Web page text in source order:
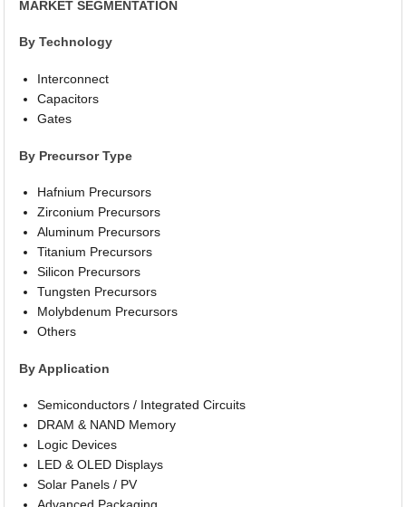
MARKET SEGMENTATION
By Technology
Interconnect
Capacitors
Gates
By Precursor Type
Hafnium Precursors
Zirconium Precursors
Aluminum Precursors
Titanium Precursors
Silicon Precursors
Tungsten Precursors
Molybdenum Precursors
Others
By Application
Semiconductors / Integrated Circuits
DRAM & NAND Memory
Logic Devices
LED & OLED Displays
Solar Panels / PV